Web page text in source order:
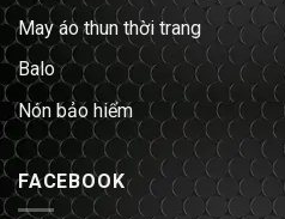
May áo thun thời trang
Balo
Nón bảo hiểm
FACEBOOK